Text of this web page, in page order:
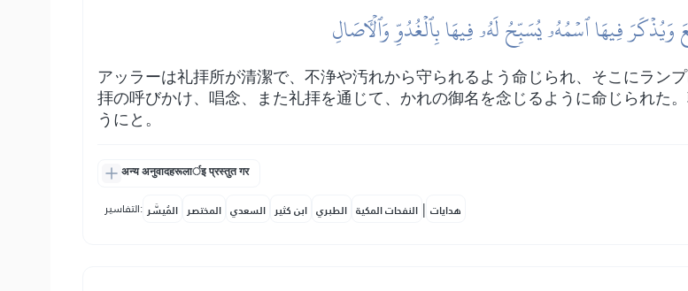
فِيهَا ٱسۡمُهُۥ يُسَبِّحُ لَهُۥ فِيهَا بِٱلۡغُدُوِّ وَٱلۡأٓصَالِ
アッラーは礼拝所が清潔で、不浄や汚れから守られるよう命じられ、そこにラン
拝の呼びかけ、唱念、また礼拝を通じて、かれの御名を念じるように命じられた
うにと。
अन्य अनुवादहरूलार्इ प्रस्तुत गर
التفاسير: المُيسَّر المختصر السعدي ابن كثير الطبري النفحات المكية | هدايات